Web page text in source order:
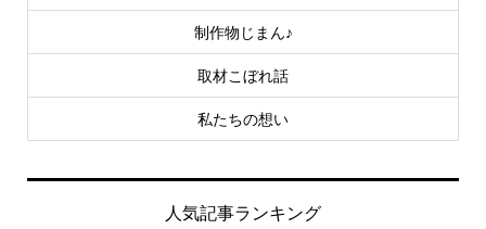
制作物じまん♪
取材こぼれ話
私たちの想い
人気記事ランキング